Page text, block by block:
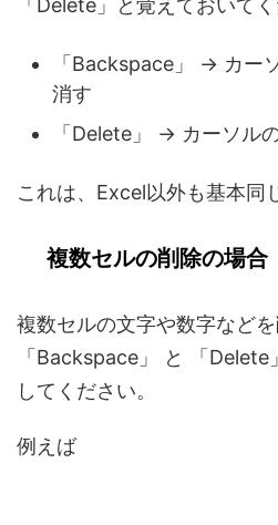
「Delete」と覚えておいてく
「Backspace」 → カー
消す
「Delete」 → カーソル
これは、Excel以外も基本同
複数セルの削除の場合
複数セルの文字や数字など
「Backspace」 と 「
してください。
例えば